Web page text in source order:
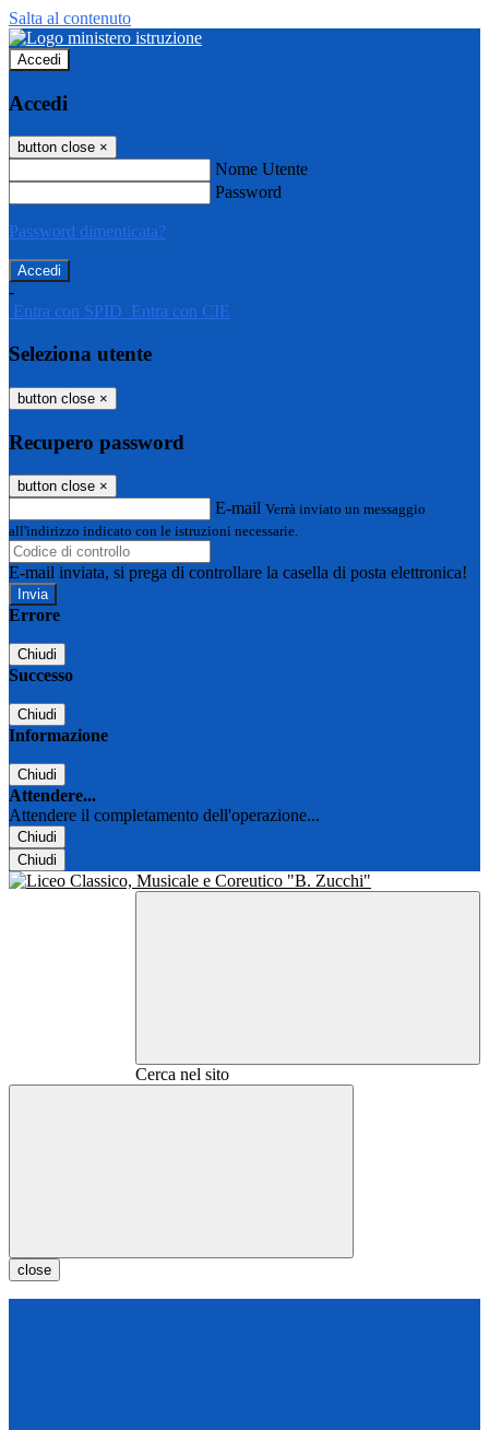
Salta al contenuto
Accedi
Accedi
button close ×
Nome Utente
Password
Password dimenticata?
-
Entra con SPID Entra con CIE
Seleziona utente
button close ×
Recupero password
button close ×
E-mail Verrà inviato un messaggio
all'indirizzo indicato con le istruzioni necessarie.
E-mail inviata, si prega di controllare la casella di posta elettronica!
Errore
Chiudi
Successo
Chiudi
Informazione
Chiudi
Attendere...
Attendere il completamento dell'operazione...
Chiudi
Chiudi
Cerca nel sito
close